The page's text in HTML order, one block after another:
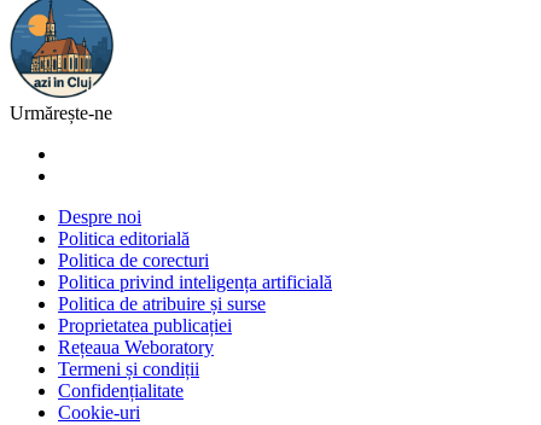
Urmărește-ne
Despre noi
Politica editorială
Politica de corecturi
Politica privind inteligența artificială
Politica de atribuire și surse
Proprietatea publicației
Rețeaua Weboratory
Termeni și condiții
Confidențialitate
Cookie-uri